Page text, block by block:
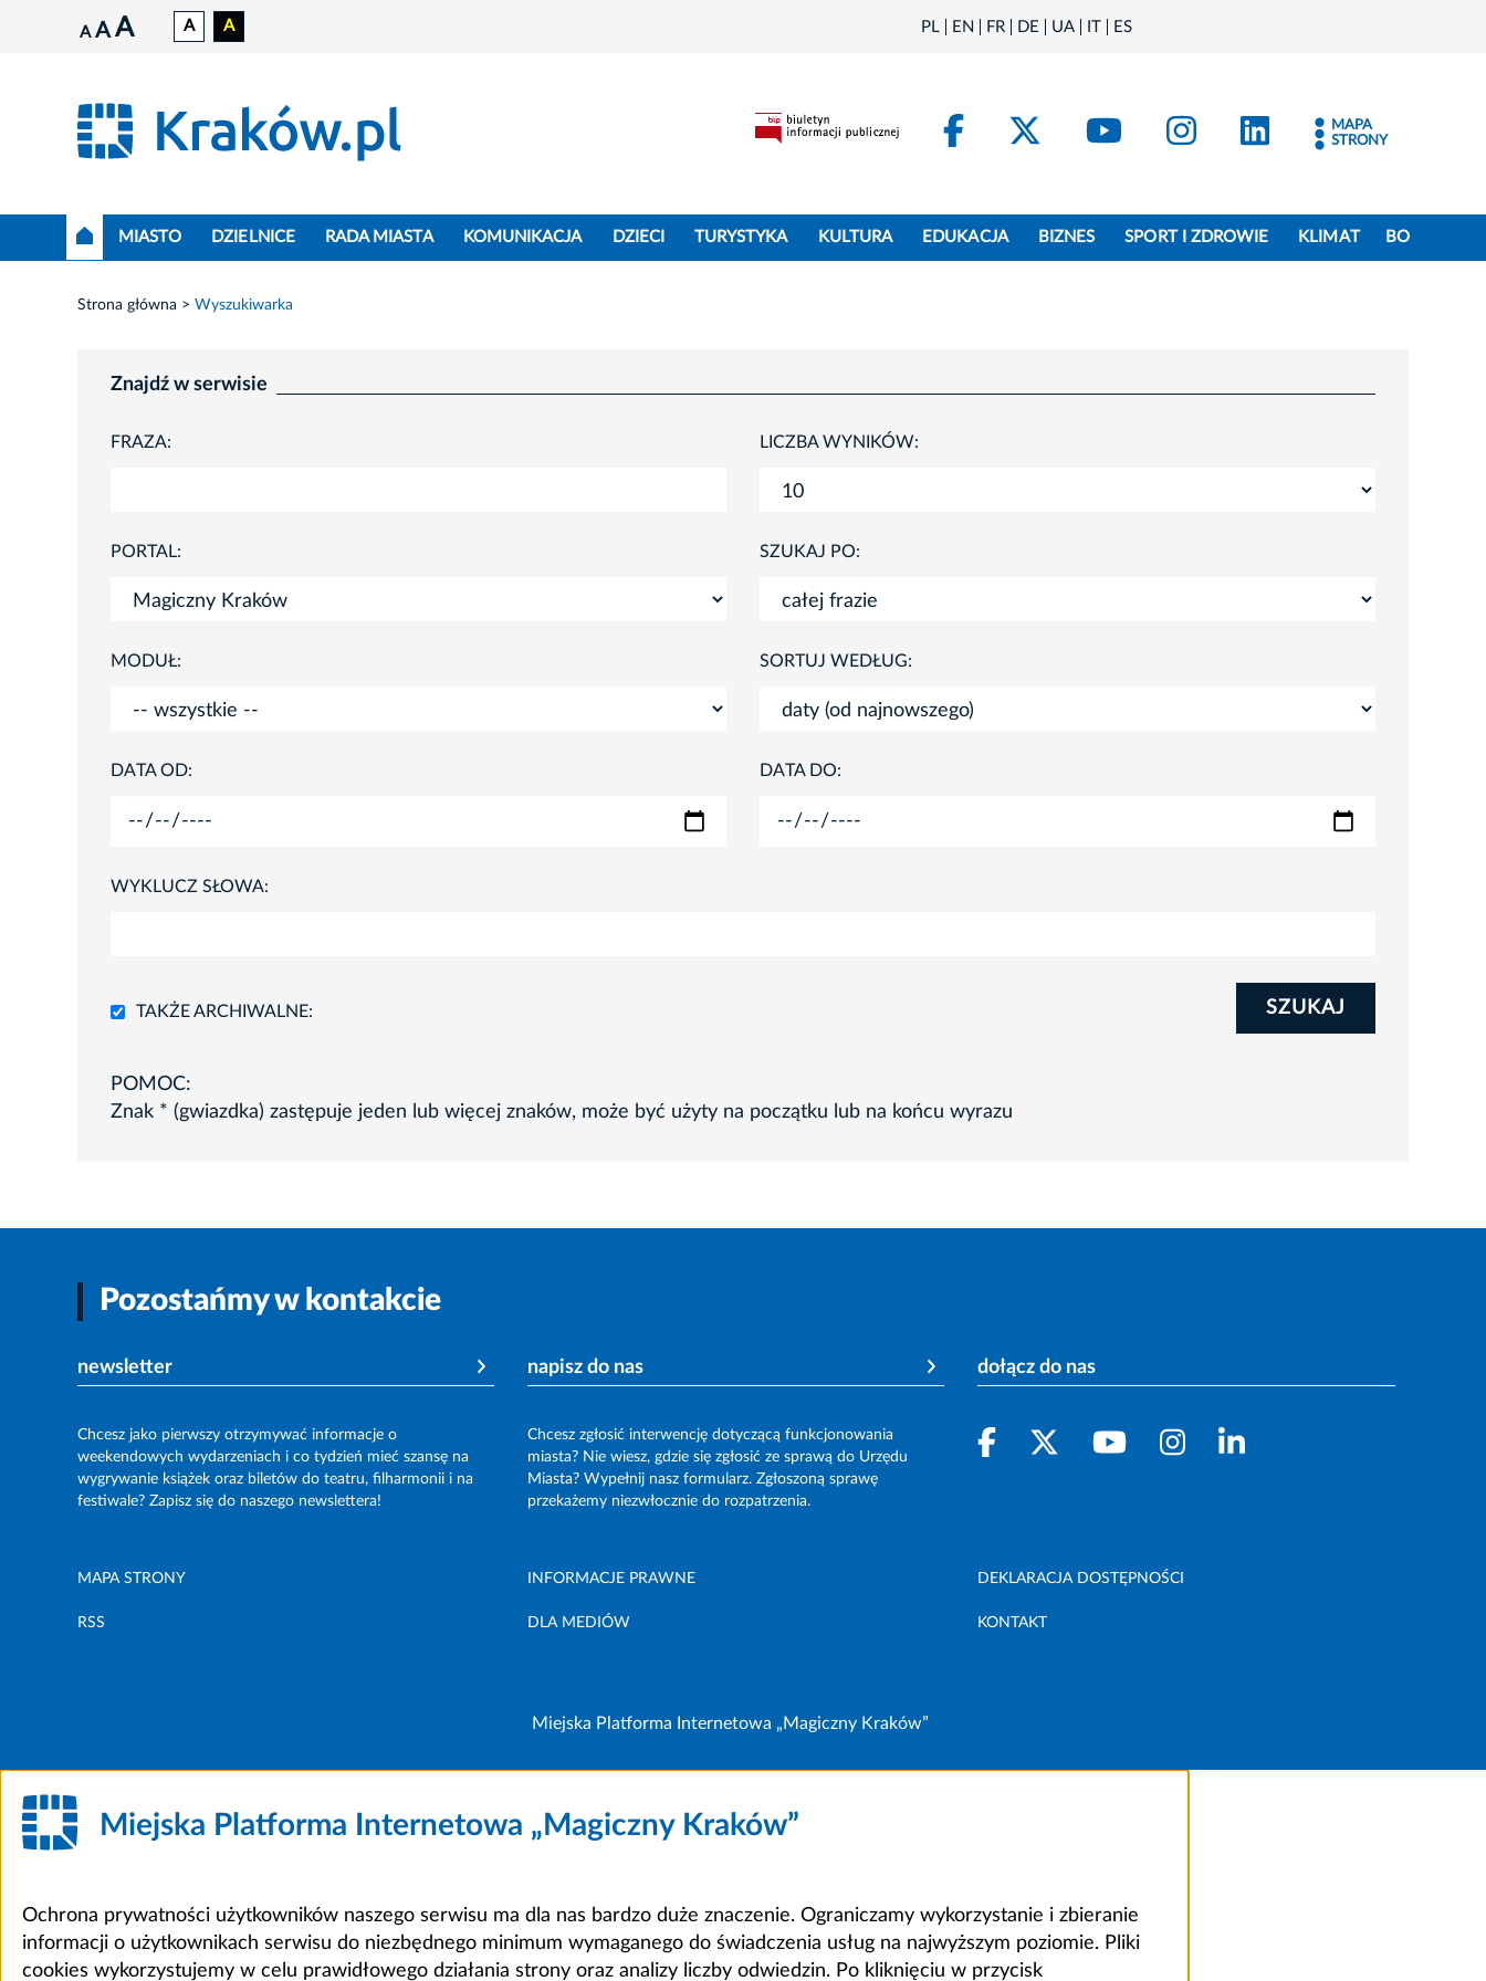
A A A A A PL EN FR DE UA IT ES
FacebookKraków - X
Kraków - YouTube
Kraków - Instagram
Kraków -
MAPA
STRONY
MIASTO DZIELNICE RADA MIASTA KOMUNIKACJA DZIECI TURYSTYKA KULTURA EDUKACJA BIZNES SPORT I ZDROWIE KLIMAT BO
Strona główna Wyszukiwarka
Znajdź w serwisie
FRAZA: LICZBA WYNIKÓW:
PORTAL: SZUKAJ PO:
MODUŁ: SORTUJ WEDŁUG:
DATA OD: DATA DO:
WYKLUCZ SŁOWA:
TAKŻE ARCHIWALNE: SZUKAJ
POMOC:
Znak * (gwiazdka) zastępuje jeden lub więcej znaków, może być użyty na początku lub na końcu wyrazu
Pozostańmy w kontakcie
newsletter
Chcesz jako pierwszy otrzymywać informacje o
weekendowych wydarzeniach i co tydzień mieć szansę na
wygrywanie książek oraz biletów do teatru, filharmonii i na
festiwale? Zapisz się do naszego newslettera!
napisz do nas
Chcesz zgłosić interwencję dotyczącą funkcjonowania
miasta? Nie wiesz, gdzie się zgłosić ze sprawą do Urzędu
Miasta? Wypełnij nasz formularz. Zgłoszoną sprawę
przekażemy niezwłocznie do rozpatrzenia.
dołącz do nas
MAPA STRONY INFORMACJE PRAWNE DEKLARACJA DOSTĘPNOŚCI
RSS DLA MEDIÓW KONTAKT
Miejska Platforma Internetowa „Magiczny Kraków”
Miejska Platforma Internetowa „Magiczny Kraków”
Ochrona prywatności użytkowników naszego serwisu ma dla nas bardzo duże znaczenie. Ograniczamy wykorzystanie i zbieranie
informacji o użytkownikach serwisu do niezbędnego minimum wymaganego do świadczenia usług na najwyższym poziomie. Pliki
cookies wykorzystujemy w celu prawidłowego działania strony oraz analizy liczby odwiedzin. Po kliknięciu w przycisk